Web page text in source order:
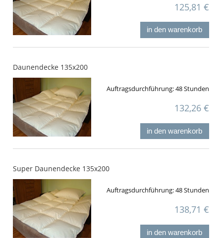
125,81 €
in den warenkorb
Daunendecke 135x200
Auftragsdurchführung:48 Stunden
132,26 €
in den warenkorb
Super Daunendecke 135x200
Auftragsdurchführung:48 Stunden
138,71 €
in den warenkorb